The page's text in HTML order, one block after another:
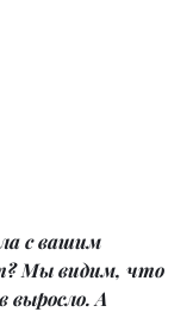
с вашим
Мы видим, что
выросло. А